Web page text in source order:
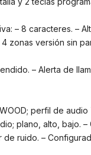
– 8 caracteres. –
zonas versión sin
– Alerta de
perfil de
plano, alto, bajo.
de ruido. –